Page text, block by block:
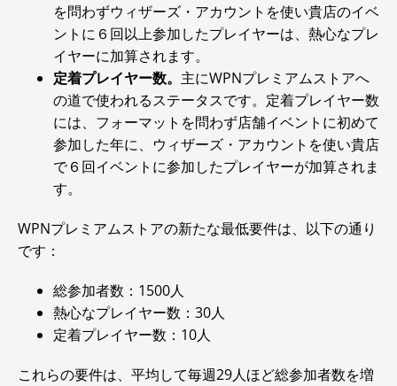
を問わずウィザーズ・アカウントを使い貴店のイベ
ントに６回以上参加したプレイヤーは、熱心なプレ
イヤーに加算されます。
定着プレイヤー数。 主にWPNプレミアムストアへ
の道で使われるステータスです。定着プレイヤー数
には、フォーマットを問わず店舗イベントに初めて
参加した年に、ウィザーズ・アカウントを使い貴店
で６回イベントに参加したプレイヤーが加算されま
す。
WPNプレミアムストアの新たな最低要件は、以下の通り
です：
総参加者数：1500人
熱心なプレイヤー数：30人
定着プレイヤー数：10人
これらの要件は、平均して毎週29人ほど総参加者数を増